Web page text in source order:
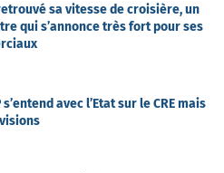
sa vitesse de croisière, un
qui s’annonce très fort pour ses
avec l’Etat sur le CRE mais